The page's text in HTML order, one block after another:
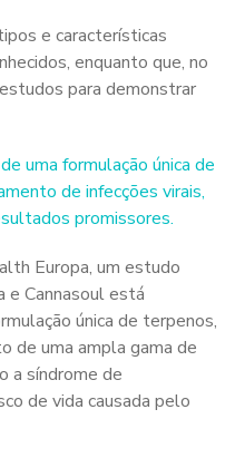
e características
enquanto que, no
para demonstrar
uma formulação única de
de infecções virais,
promissores.
Europa, um estudo
e Cannasoul está
única de terpenos,
de uma ampla gama de
a síndrome de
de vida causada pelo